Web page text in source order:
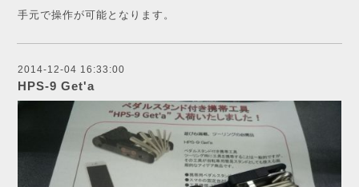
手元で操作が可能となります。
2014-12-04 16:33:00
HPS-9 Get'a